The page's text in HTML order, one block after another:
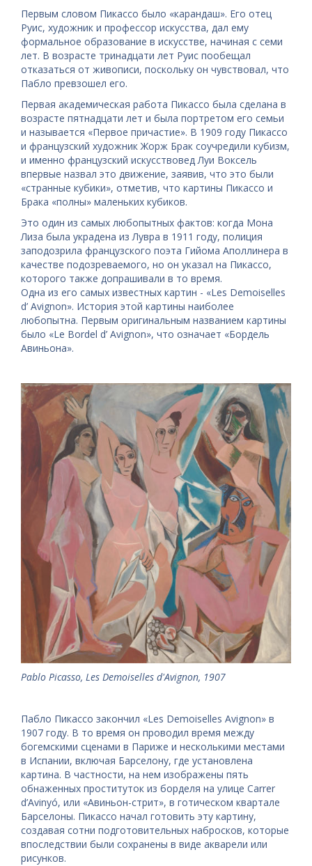
Первым словом Пикассо было «карандаш». Его отец
Руис, художник и профессор искусства, дал ему
формальное образование в искусстве, начиная с семи
лет. В возрасте тринадцати лет Руис пообещал
отказаться от живописи, поскольку он чувствовал, что
Пабло превзошел его.
Первая академическая работа Пикассо была сделана в
возрасте пятнадцати лет и была портретом его семьи
и называется «Первое причастие». В 1909 году Пикассо
и французский художник Жорж Брак соучредили кубизм,
и именно французский искусствовед Луи Воксель
впервые назвал это движение, заявив, что это были
«странные кубики», отметив, что картины Пикассо и
Бракa «полны» маленьких кубиков.
Это один из самых любопытных фактов: когда Мона
Лиза была украдена из Лувра в 1911 году, полиция
заподозрила французского поэта Гийома Аполлинера в
качестве подозреваемого, но он указал на Пикассо,
которого также допрашивали в то время.
Одна из его самых известных картин - «Les Demoiselles
d’ Avignon». История этой картины наиболее
любопытна. Первым оригинальным названием картины
было «Le Bordel d’ Avignon», что означает «Бордель
Авиньона».
Pablo Picasso, Les Demoiselles d'Avignon, 1907
Пабло Пикассо закончил «Les Demoiselles Avignon» в
1907 году. В то время он проводил время между
богемскими сценами в Париже и несколькими местами
в Испании, включая Барселону, где установлена
картина. В частности, на нем изображены пять
обнаженных проституток из борделя на улице Carrer
d’Avinyó, или «Авиньон-стрит», в готическом квартале
Барселоны. Пикассо начал готовить эту картину,
создавая сотни подготовительных набросков, которые
впоследствии были сохранены в виде акварели или
рисунков.